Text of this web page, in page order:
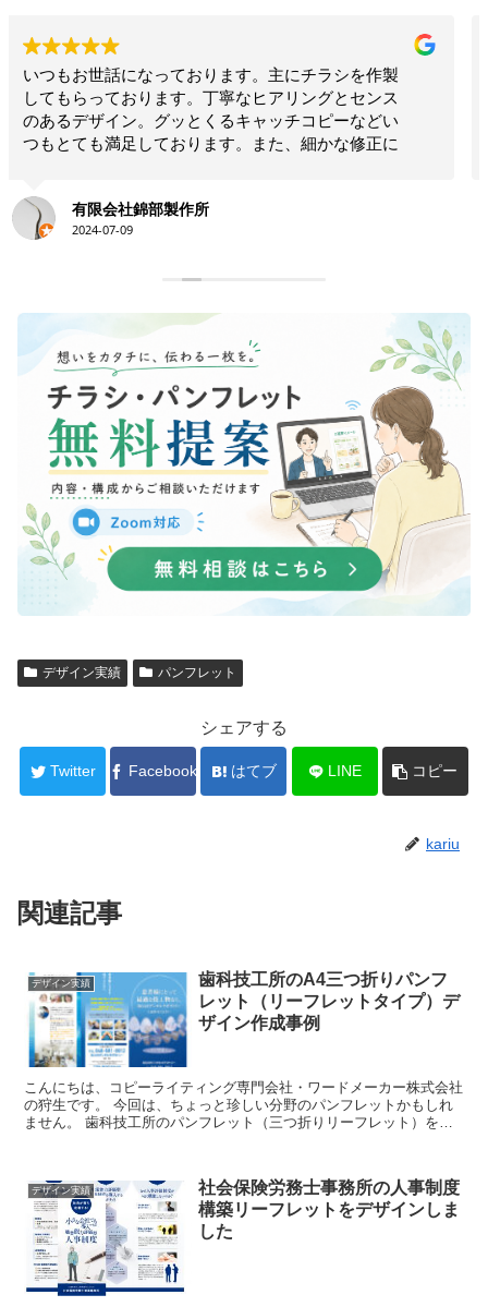
お願いして本当に良かった！！相談したらこちらで
は思いつかないような構成でインパクトのあるリー
フレットを作ってくださいました！！素晴らしいの
一言につきます！！今後も何かの時にお願いしたい
永井史夫
2024-01-28
デザイン実績 パンフレット
シェアする
Twitter Facebook はてブ LINE コピー
kariu
関連記事
デザイン実績
歯科技工所のA4三つ折りパンフ
レット（リーフレットタイプ）デ
ザイン作成事例
こんにちは、コピーライティング専門会社・ワードメーカー株式会社
の狩生です。 今回は、ちょっと珍しい分野のパンフレットかもしれ
ません。 歯科技工所のパンフレット（三つ折りリーフレット）を作
デザイン実績
社会保険労務士事務所の人事制度
構築リーフレットをデザインしま
した